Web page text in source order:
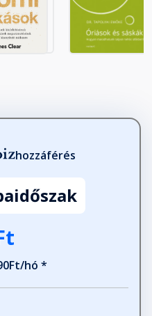
hozzáférés
hó *